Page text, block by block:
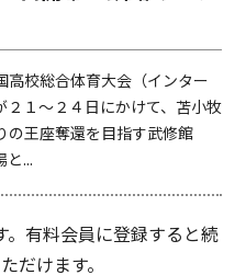
校総合体育大会（インター
１～２４日にかけて、苫小牧
の王座奪還を目指す武修館
と...
。有料会員に登録すると続
だけます。